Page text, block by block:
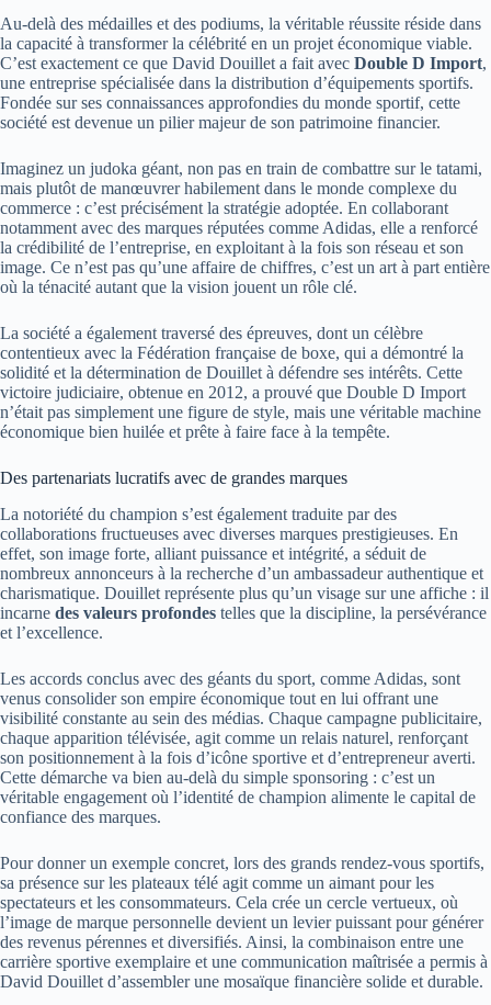
Au-delà des médailles et des podiums, la véritable réussite réside dans
la capacité à transformer la célébrité en un projet économique viable.
C’est exactement ce que David Douillet a fait avec Double D Import,
une entreprise spécialisée dans la distribution d’équipements sportifs.
Fondée sur ses connaissances approfondies du monde sportif, cette
société est devenue un pilier majeur de son patrimoine financier.
Imaginez un judoka géant, non pas en train de combattre sur le tatami,
mais plutôt de manœuvrer habilement dans le monde complexe du
commerce : c’est précisément la stratégie adoptée. En collaborant
notamment avec des marques réputées comme Adidas, elle a renforcé
la crédibilité de l’entreprise, en exploitant à la fois son réseau et son
image. Ce n’est pas qu’une affaire de chiffres, c’est un art à part entière
où la ténacité autant que la vision jouent un rôle clé.
La société a également traversé des épreuves, dont un célèbre
contentieux avec la Fédération française de boxe, qui a démontré la
solidité et la détermination de Douillet à défendre ses intérêts. Cette
victoire judiciaire, obtenue en 2012, a prouvé que Double D Import
n’était pas simplement une figure de style, mais une véritable machine
économique bien huilée et prête à faire face à la tempête.
Des partenariats lucratifs avec de grandes marques
La notoriété du champion s’est également traduite par des
collaborations fructueuses avec diverses marques prestigieuses. En
effet, son image forte, alliant puissance et intégrité, a séduit de
nombreux annonceurs à la recherche d’un ambassadeur authentique et
charismatique. Douillet représente plus qu’un visage sur une affiche : il
incarne des valeurs profondes telles que la discipline, la persévérance
et l’excellence.
Les accords conclus avec des géants du sport, comme Adidas, sont
venus consolider son empire économique tout en lui offrant une
visibilité constante au sein des médias. Chaque campagne publicitaire,
chaque apparition télévisée, agit comme un relais naturel, renforçant
son positionnement à la fois d’icône sportive et d’entrepreneur averti.
Cette démarche va bien au-delà du simple sponsoring : c’est un
véritable engagement où l’identité de champion alimente le capital de
confiance des marques.
Pour donner un exemple concret, lors des grands rendez-vous sportifs,
sa présence sur les plateaux télé agit comme un aimant pour les
spectateurs et les consommateurs. Cela crée un cercle vertueux, où
l’image de marque personnelle devient un levier puissant pour générer
des revenus pérennes et diversifiés. Ainsi, la combinaison entre une
carrière sportive exemplaire et une communication maîtrisée a permis à
David Douillet d’assembler une mosaïque financière solide et durable.